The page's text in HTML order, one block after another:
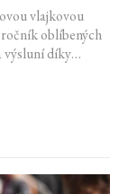
vlajkovou
oblíbených
výsluní díky